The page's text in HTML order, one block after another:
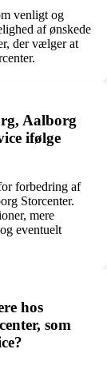
venligt og
af ønskede
der vælger at
Aalborg
ifølge
forbedring af
Storcenter.
mere
eventuelt
hos
som